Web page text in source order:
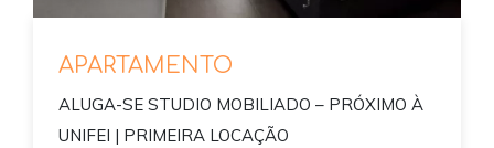
APARTAMENTO
ALUGA-SE STUDIO MOBILIADO – PRÓXIMO À
UNIFEI | PRIMEIRA LOCAÇÃO